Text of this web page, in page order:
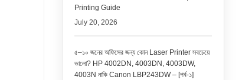
Printing Guide
July 20, 2026
৫–১০ জনের অফিসের জন্য কোন Laser Printer সবচেয়ে
ভালো? HP 4002DN, 4003DN, 4003DW,
4003N নাকি Canon LBP243DW – [পর্ব-১]